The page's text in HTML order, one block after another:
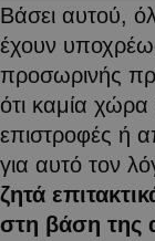
Βάσει αυτού,
έχουν
προσωρινής
ότι καμία
επιστροφές ή
για αυτό τον
ζητά
στη βάση της